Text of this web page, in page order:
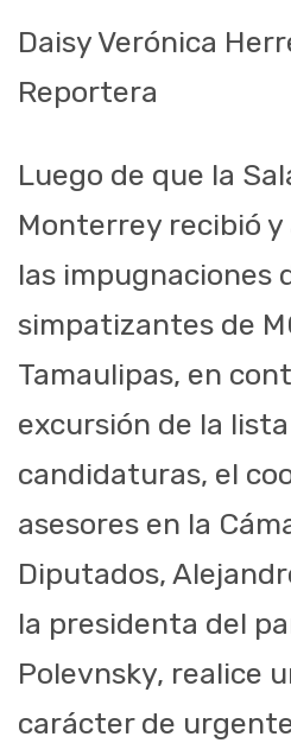
Daisy Verónica
Reportera
Luego de que la
Monterrey recibió
las impugnaciones
simpatizantes de
Tamaulipas, en
excursión de la
candidaturas, el
asesores en la
Diputados,
la presidenta del
Polevnsky, realice
carácter de